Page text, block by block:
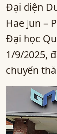
Đại diện
Hae Jun –
Đại học
1/9/2025,
chuyến